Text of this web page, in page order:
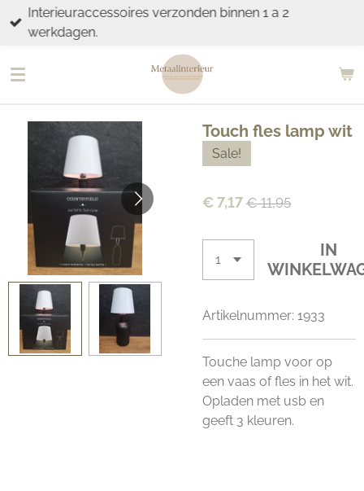
Ga
direct
de
Interieuraccessoires verzonden binnen 1 a 2
werkdagen.
Touch fles lamp wit
Sale!
€ 7,17 € 11,95
IN
Artikelnummer: 1933
Touche lamp voor op
een vaas of fles in het wit.
Opladen met usb en
geeft 3 kleuren.